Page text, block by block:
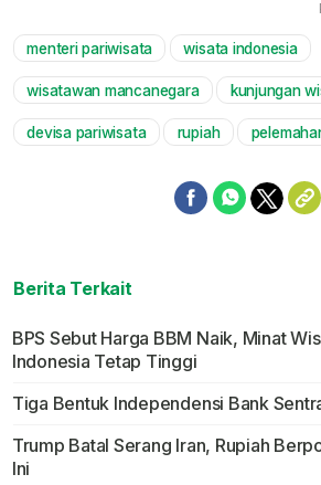
menteri pariwisata wisata indonesia
wisatawan mancanegara kunjungan
devisa pariwisata rupiah
Berita Terkait
BPS Sebut Harga BBM Naik, Minat
Indonesia Tetap Tinggi
Tiga Bentuk Independensi Bank
Trump Batal Serang Iran, Rupiah
Ini